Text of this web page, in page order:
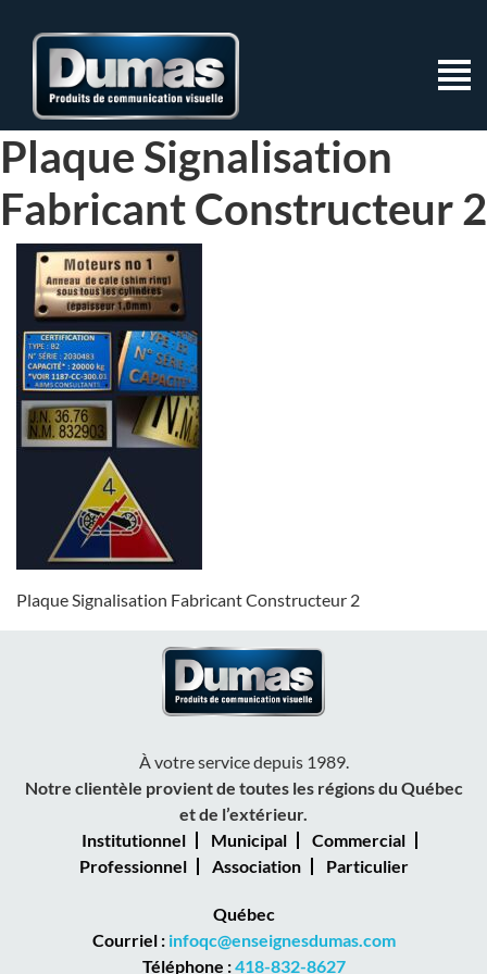
Plaque Signalisation
Fabricant Constructeur 2
Plaque Signalisation Fabricant Constructeur 2
À votre service depuis 1989.
Notre clientèle provient de toutes les régions du Québec
et de l’extérieur.
Institutionnel
Municipal
Commercial
Professionnel
Association Particulier
Québec
Courriel : infoqc@enseignesdumas.com
Téléphone :418-832-8627